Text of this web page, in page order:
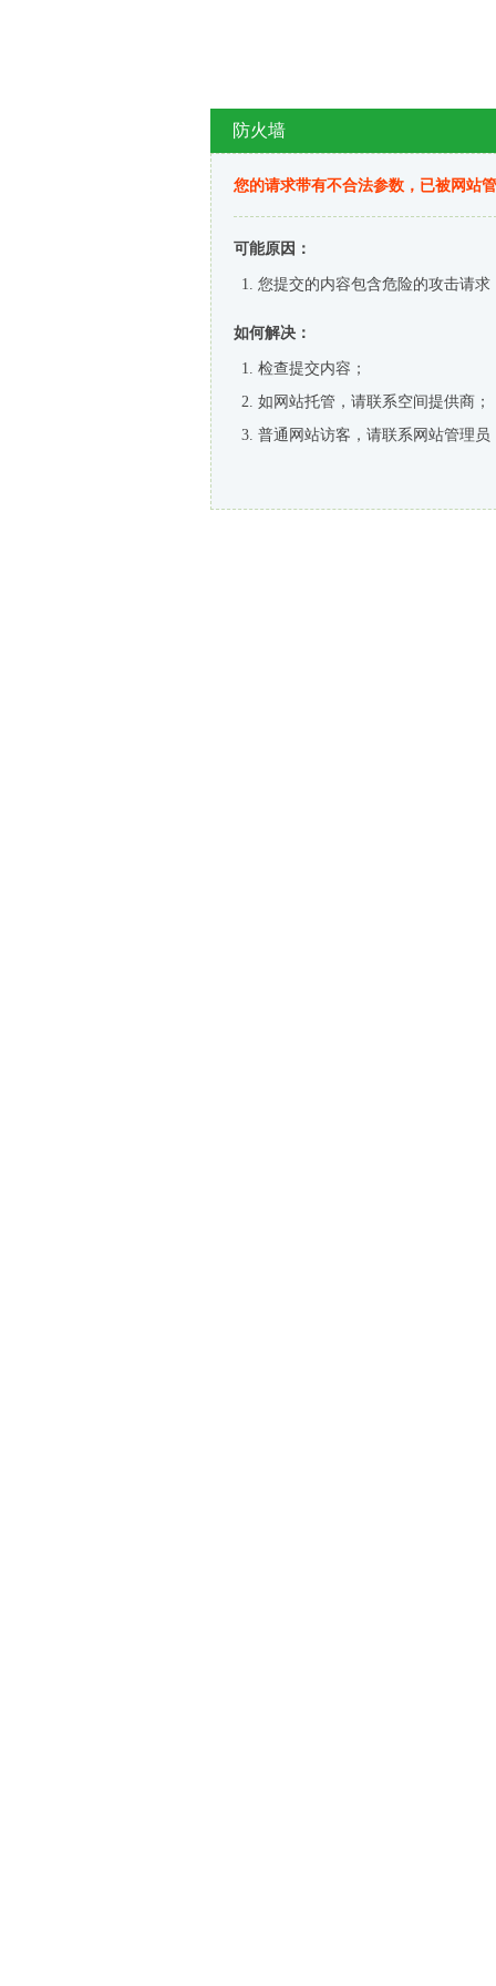
防火墙
您的请求带有不合法参数，已被网站
可能原因：
您提交的内容包含危险的攻击请求
如何解决：
检查提交内容；
如网站托管，请联系空间提供商；
普通网站访客，请联系网站管理员